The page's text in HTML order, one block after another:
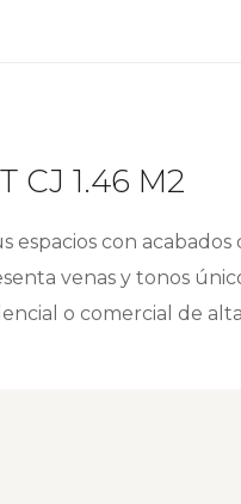
CJ 1.46 M2
espacios con
venas y tonos
o comercial de